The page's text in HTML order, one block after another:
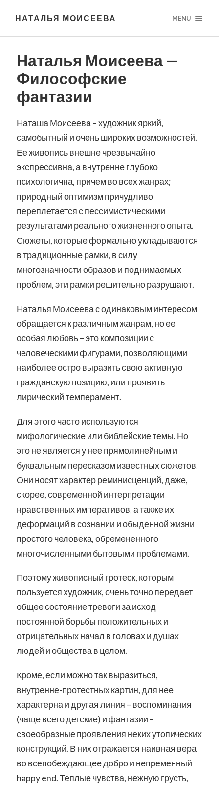
НАТАЛЬЯ МОИСЕЕВА MENU
Наталья Моисеева —
Философские
фантазии
Наташа Моисеева – художник яркий,
самобытный и очень широких возможностей.
Ее живопись внешне чрезвычайно
экспрессивна, а внутренне глубоко
психологична, причем во всех жанрах;
природный оптимизм причудливо
переплетается с пессимистическими
результатами реального жизненного опыта.
Сюжеты, которые формально укладываются
в традиционные рамки, в силу
многозначности образов и поднимаемых
проблем, эти рамки решительно разрушают.
Наталья Моисеева с одинаковым интересом
обращается к различным жанрам, но ее
особая любовь – это композиции с
человеческими фигурами, позволяющими
наиболее остро выразить свою активную
гражданскую позицию, или проявить
лирический темперамент.
Для этого часто используются
мифологические или библейские темы. Но
это не является у нее прямолинейным и
буквальным пересказом известных сюжетов.
Они носят характер реминисценций, даже,
скорее, современной интерпретации
нравственных императивов, а также их
деформаций в сознании и обыденной жизни
простого человека, обремененного
многочисленными бытовыми проблемами.
Поэтому живописный гротеск, которым
пользуется художник, очень точно передает
общее состояние тревоги за исход
постоянной борьбы положительных и
отрицательных начал в головах и душах
людей и общества в целом.
Кроме, если можно так выразиться,
внутренне-протестных картин, для нее
характерна и другая линия – воспоминания
(чаще всего детские) и фантазии –
своеобразные проявления неких утопических
конструкций. В них отражается наивная вера
во всепобеждающее добро и непременный
happy end. Теплые чувства, нежную грусть,